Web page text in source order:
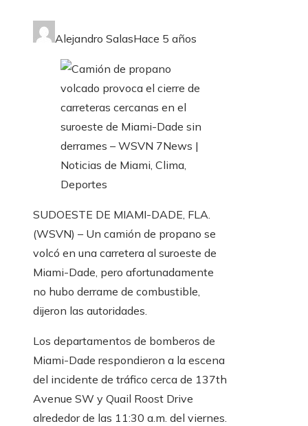
Alejandro SalasHace 5 años
SUDOESTE DE MIAMI-DADE, FLA.
(WSVN) – Un camión de propano se
volcó en una carretera al suroeste de
Miami-Dade, pero afortunadamente
no hubo derrame de combustible,
dijeron las autoridades.
Los departamentos de bomberos de
Miami-Dade respondieron a la escena
del incidente de tráfico cerca de 137th
Avenue SW y Quail Roost Drive
alrededor de las 11:30 a.m. del viernes.